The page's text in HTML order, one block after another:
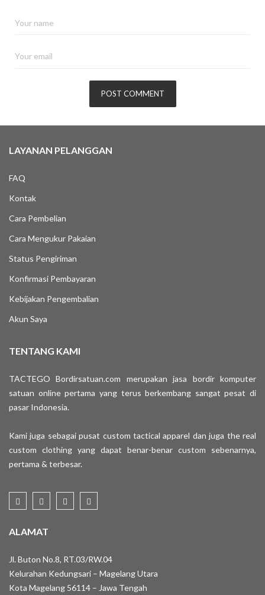
LAYANAN PELANGGAN
FAQ
Kontak
Cara Pembelian
Cara Mengukur Pakaian
Status Pengiriman
Konfirmasi Pembayaran
Kebijakan Pengembalian
Akun Saya
TENTANG KAMI
TACTEGO Bordirsatuan.com merupakan jasa bordir komputer
satuan online pertama yang terus berkembang sangat pesat di
pasar Indonesia.
Kami juga sebagai pusat custom tactical apparel dan juga the real
custom clothing yang dapat benar-benar custom sebenarnya,
pertama & terbesar.
ALAMAT
Jl. Buton No.8, RT.03/RW.04
Kelurahan Kedungsari – Magelang Utara
Kota Magelang 56114 – Jawa Tengah